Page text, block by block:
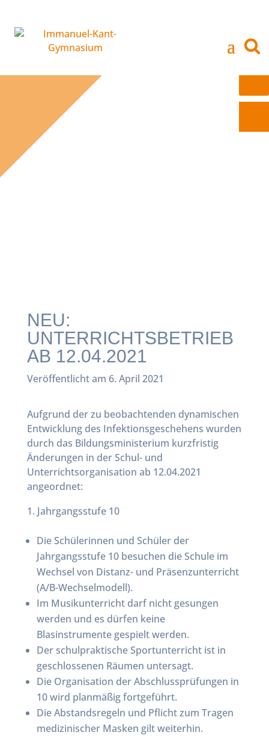
NEU:
UNTERRICHTSBETRIEB
AB 12.04.2021
Veröffentlicht am 6. April 2021
Aufgrund der zu beobachtenden dynamischen
Entwicklung des Infektionsgeschehens wurden
durch das Bildungsministerium kurzfristig
Änderungen in der Schul- und
Unterrichtsorganisation ab 12.04.2021
angeordnet:
Jahrgangsstufe 10
Die Schülerinnen und Schüler der
Jahrgangsstufe 10 besuchen die Schule im
Wechsel von Distanz- und Präsenzunterricht
(A/B-Wechselmodell).
Im Musikunterricht darf nicht gesungen
werden und es dürfen keine
Blasinstrumente gespielt werden.
Der schulpraktische Sportunterricht ist in
geschlossenen Räumen untersagt.
Die Organisation der Abschlussprüfungen in
10 wird planmäßig fortgeführt.
Die Abstandsregeln und Pflicht zum Tragen
medizinischer Masken gilt weiterhin.